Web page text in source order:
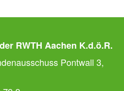
RWTH Aachen K.d.ö.R.
Pontwall 3,